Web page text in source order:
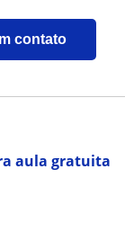
contato
aula gratuita